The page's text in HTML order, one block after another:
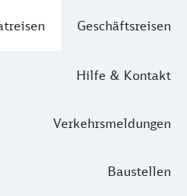
Geschäftsreisen
Hilfe & Kontakt
Verkehrsmeldungen
Baustellen